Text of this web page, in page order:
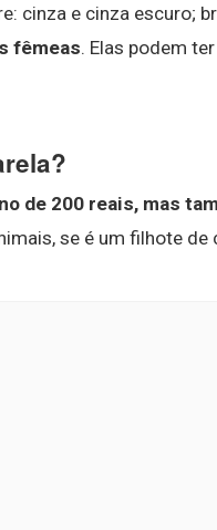
cinza e cinza escuro;
fêmeas. Elas podem
de 200 reais, mas
se é um filhote de